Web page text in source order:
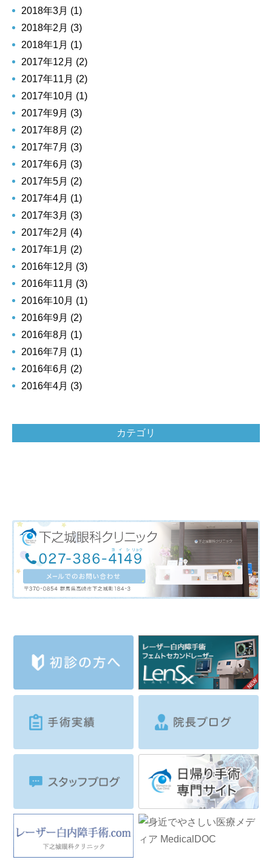
2018年3月 (1)
2018年2月 (3)
2018年1月 (1)
2017年12月 (2)
2017年11月 (2)
2017年10月 (1)
2017年9月 (3)
2017年8月 (2)
2017年7月 (3)
2017年6月 (3)
2017年5月 (2)
2017年4月 (1)
2017年3月 (3)
2017年2月 (4)
2017年1月 (2)
2016年12月 (3)
2016年11月 (3)
2016年10月 (1)
2016年9月 (2)
2016年8月 (1)
2016年7月 (1)
2016年6月 (2)
2016年4月 (3)
カテゴリ